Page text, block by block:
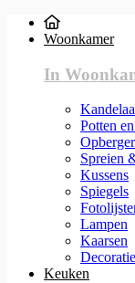
Woonkamer
In
Potten
Spreien
Kussens
Spiegels
Lampen
Kaarsen
Decoratie
Keuken